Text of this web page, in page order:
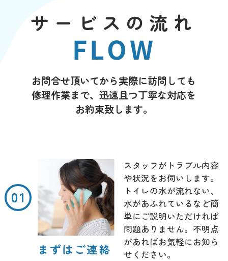
サービスの流れ
FLOW
お問合せ頂いてから実際に訪問しても
修理作業まで、迅速且つ丁寧な対応を
お約束致します。
まずはご連絡
スタッフがトラブル内容
や状況をお伺いします。
トイレの水が流れない、
水があふれているなど簡
単にご説明いただければ
問題ありません。不明点
があればお気軽にお知ら
せください。